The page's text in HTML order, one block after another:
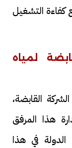
كفاءة التشغيل
لمياه
القابضة،
هذا المرفق
في هذا